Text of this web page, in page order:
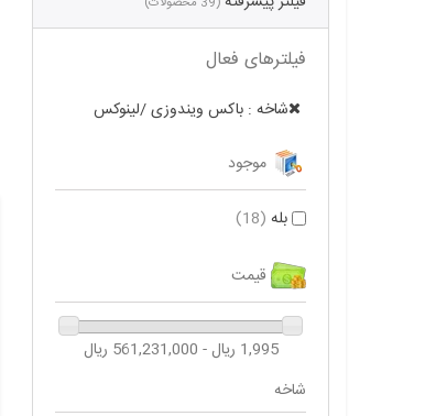
فیلترهای فعال
شاخه : باکس ویندوزی /لینوکس
موجود
بله (18)
قیمت
1,995 ریال - 561,231,000 ریال
شاخه